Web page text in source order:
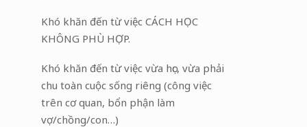
Khó khăn đến từ việc CÁCH HỌC
KHÔNG PHÙ HỢP.
Khó khăn đến từ việc vừa học, vừa phải
chu toàn cuộc sống riêng (công việc
trên cơ quan, bổn phận làm
vợ/chồng/con…)